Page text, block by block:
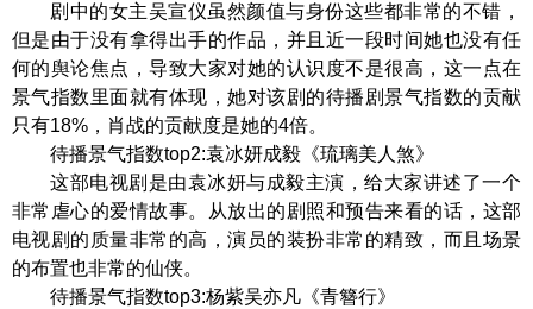
剧中的女主吴宣仪虽然颜值与身份这些都非常的不错，
但是由于没有拿得出手的作品，并且近一段时间她也没有任
何的舆论焦点，导致大家对她的认识度不是很高，这一点在
景气指数里面就有体现，她对该剧的待播剧景气指数的贡献
只有18%，肖战的贡献度是她的4倍。
待播景气指数top2:袁冰妍成毅《琉璃美人煞》
这部电视剧是由袁冰妍与成毅主演，给大家讲述了一个
非常虐心的爱情故事。从放出的剧照和预告来看的话，这部
电视剧的质量非常的高，演员的装扮非常的精致，而且场景
的布置也非常的仙侠。
待播景气指数top3:杨紫吴亦凡《青簪行》